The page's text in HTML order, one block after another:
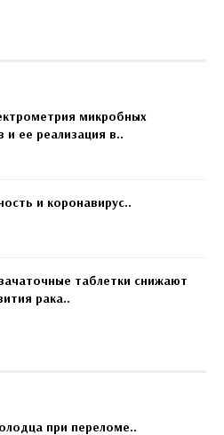
микробных
и ее реализация в..
и коронавирус..
таблетки снижают
рака..
при переломе..